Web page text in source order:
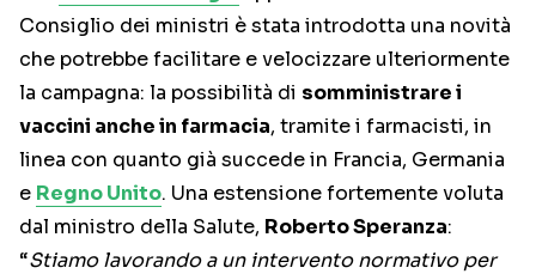
Consiglio dei ministri è stata introdotta una novità
che potrebbe facilitare e velocizzare ulteriormente
la campagna: la possibilità di somministrare i
vaccini anche in farmacia, tramite i farmacisti, in
linea con quanto già succede in Francia, Germania
e Regno Unito. Una estensione fortemente voluta
dal ministro della Salute, Roberto Speranza:
“Stiamo lavorando a un intervento normativo per